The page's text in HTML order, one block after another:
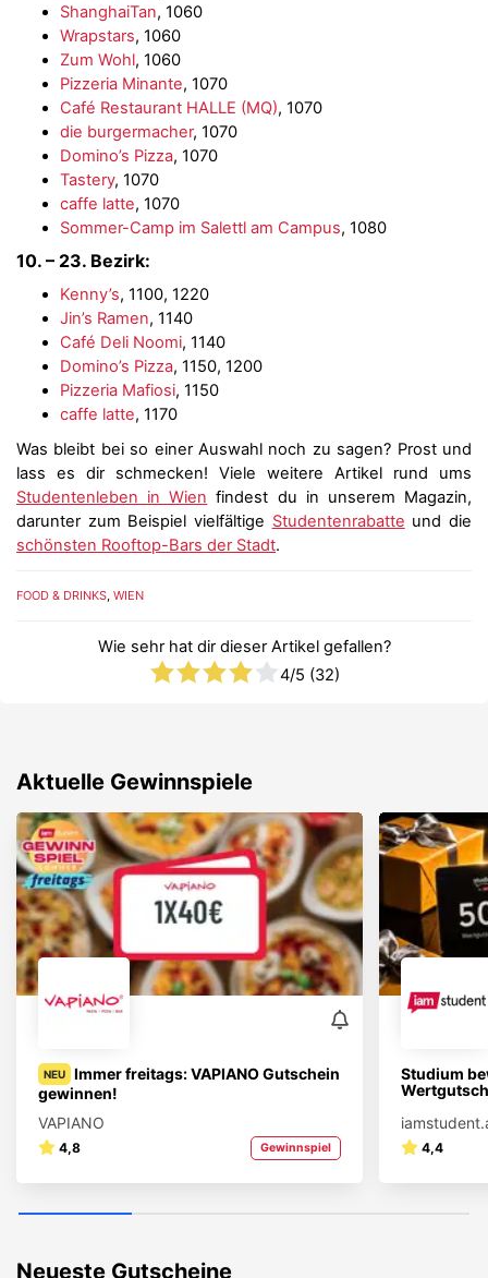
ShanghaiTan, 1060
Wrapstars, 1060
Zum Wohl, 1060
Pizzeria Minante, 1070
Café Restaurant HALLE (MQ), 1070
die burgermacher, 1070
Domino’s Pizza, 1070
Tastery, 1070
caffe latte, 1070
Sommer-Camp im Salettl am Campus, 1080
10. – 23. Bezirk:
Kenny’s, 1100, 1220
Jin’s Ramen, 1140
Café Deli Noomi, 1140
Domino’s Pizza, 1150, 1200
Pizzeria Mafiosi, 1150
caffe latte, 1170
Was bleibt bei so einer Auswahl noch zu sagen? Prost und
lass es dir schmecken! Viele weitere Artikel rund ums
Studentenleben in Wien findest du in unserem Magazin,
darunter zum Beispiel vielfältige Studentenrabatte und die
schönsten Rooftop-Bars der Stadt.
FOOD & DRINKS, WIEN
Wie sehr hat dir dieser Artikel gefallen?
4/5 (32)
Aktuelle Gewinnspiele
NEU
Immer freitags: VAPIANO Gutschein
gewinnen!
VAPIANO
4,8 Gewinnspiel
Studium
4,4
Neueste Gutscheine